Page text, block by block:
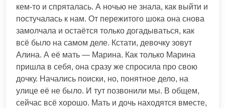
кем-то и спряталась. А ночью не знала, как выйти и
постучалась к нам. От пережитого шока она снова
замолчала и остаётся только догадываться, как
всё было на самом деле. Кстати, девочку зовут
Алина. А её мать — Марина. Как только Марина
пришла в себя, она сразу же спросила про свою
дочку. Начались поиски, но, понятное дело, на
улице её не было. И тут позвонили мы. В общем,
сейчас всё хорошо. Мать и дочь находятся вместе,